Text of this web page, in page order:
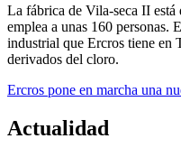
La fábrica de Vila-seca II
emplea a unas 160 personas.
industrial que Ercros tiene en
derivados del cloro.
Ercros pone en marcha una
Actualidad